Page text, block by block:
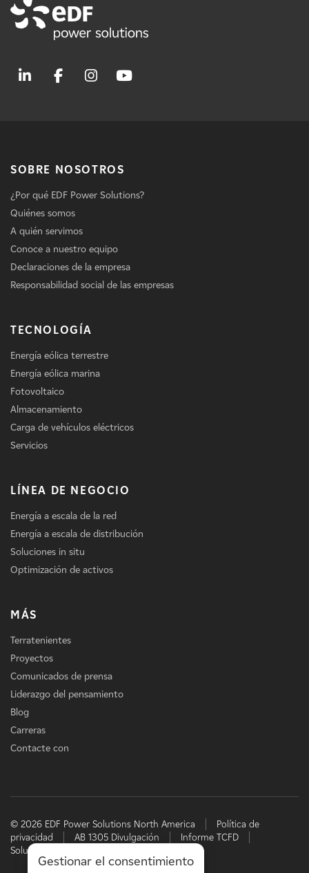
SOBRE NOSOTROS
¿Por qué EDF Power Solutions?
Quiénes somos
A quién servimos
Conoce a nuestro equipo
Declaraciones de la empresa
Responsabilidad social de las empresas
TECNOLOGÍA
Energía eólica terrestre
Energía eólica marina
Fotovoltaico
Almacenamiento
Carga de vehículos eléctricos
Servicios
LÍNEA DE NEGOCIO
Energía a escala de la red
Energía a escala de distribución
Soluciones in situ
Optimización de activos
MÁS
Terratenientes
Proyectos
Comunicados de prensa
Liderazgo del pensamiento
Blog
Carreras
Contacte con
© 2026 EDF Power Solutions North America
Política de
privacidad
AB 1305 Divulgación
Informe TCFD
Soluciones energéticas de EDF
Gestionar el consentimiento